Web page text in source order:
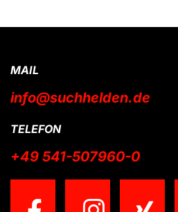
MAIL
info@suchhelden.de
TELEFON
+49 541-507960-0